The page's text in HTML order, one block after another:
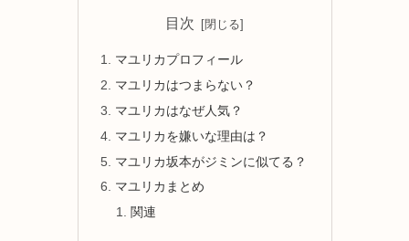
目次
マユリカプロフィール
マユリカはつまらない？
マユリカはなぜ人気？
マユリカを嫌いな理由は？
マユリカ坂本がジミンに似てる？
マユリカまとめ
関連